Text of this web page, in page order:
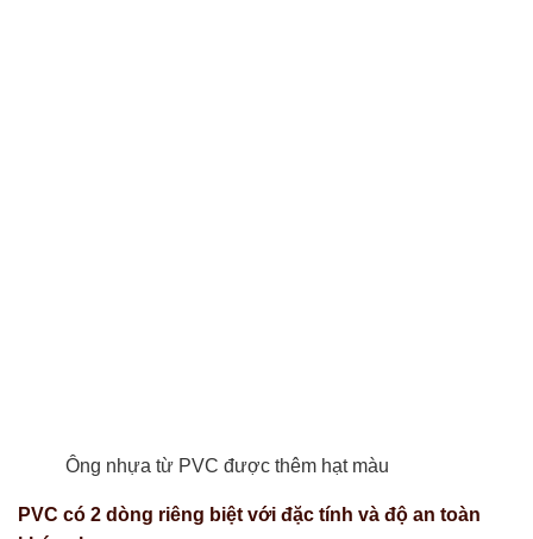
Ông nhựa từ PVC được thêm hạt màu
PVC có 2 dòng riêng biệt với đặc tính và độ an toàn